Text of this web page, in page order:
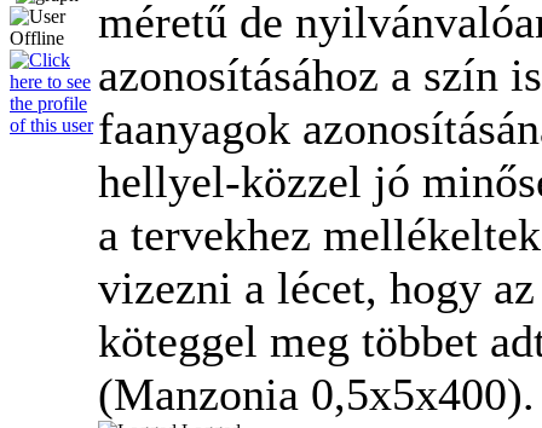
méretű de
azonosításához a szín
faanyagok
hellyel-közzel jó
a tervekhez
vizezni a lécet, hogy
köteggel meg többet
(Manzonia 0,5x5x400).